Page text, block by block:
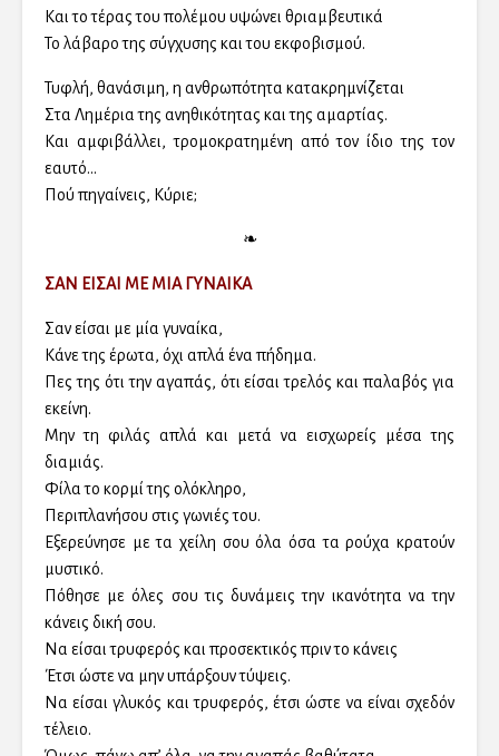
Και το τέρας του πολέμου υψώνει θριαμβευτικά
Το λάβαρο της σύγχυσης και του εκφοβισμού.
Τυφλή, θανάσιμη, η ανθρωπότητα κατακρημνίζεται
Στα Λημέρια της ανηθικότητας και της αμαρτίας.
Και αμφιβάλλει, τρομοκρατημένη από τον ίδιο της τον
εαυτό…
Πού πηγαίνεις, Κύριε;
❧
ΣΑΝ ΕΙΣΑΙ ΜΕ ΜΙΑ ΓΥΝΑΙΚΑ
Σαν είσαι με μία γυναίκα,
Κάνε της έρωτα, όχι απλά ένα πήδημα.
Πες της ότι την αγαπάς, ότι είσαι τρελός και παλαβός για
εκείνη.
Μην τη φιλάς απλά και μετά να εισχωρείς μέσα της
διαμιάς.
Φίλα το κορμί της ολόκληρο,
Περιπλανήσου στις γωνιές του.
Εξερεύνησε με τα χείλη σου όλα όσα τα ρούχα κρατούν
μυστικό.
Πόθησε με όλες σου τις δυνάμεις την ικανότητα να την
κάνεις δική σου.
Να είσαι τρυφερός και προσεκτικός πριν το κάνεις
Έτσι ώστε να μην υπάρξουν τύψεις.
Να είσαι γλυκός και τρυφερός, έτσι ώστε να είναι σχεδόν
τέλειο.